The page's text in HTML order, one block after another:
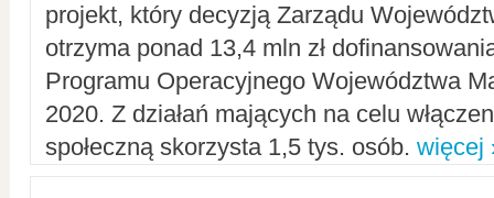
projekt, który decyzją Zarządu
otrzyma ponad 13,4 mln zł
Programu Operacyjnego Województwa
2020. Z działań mających na celu
społeczną skorzysta 1,5 tys. osób. więcej